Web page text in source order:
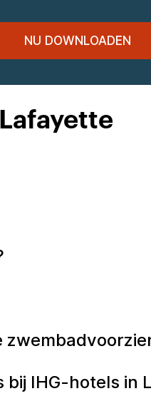
NU DOWNLOADEN
bij IHG-hotels in